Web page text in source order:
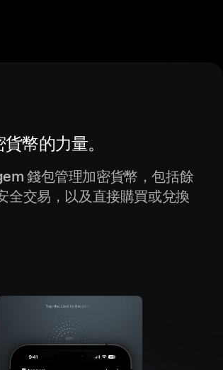
幣的力量。
錢包管理加密貨幣，包括餘
全交易，以及直接購買或兌換